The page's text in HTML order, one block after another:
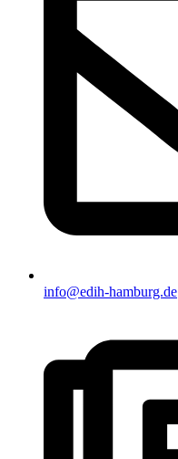
info@edih-hamburg.de